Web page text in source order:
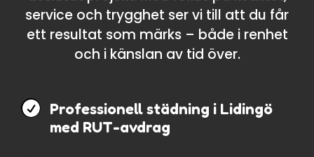
service och trygghet ser vi till att du får
ett resultat som märks – både i renhet
och i känslan av tid över.
 Professionell städning i Lidingö
med RUT-avdrag